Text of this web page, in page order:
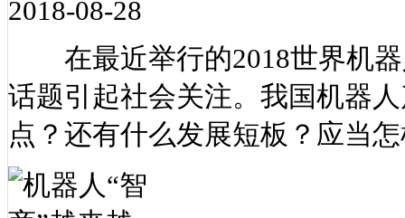
2018-08-28
在最近举行的2018世界机器
话题引起社会关注。我国机器
点？还有什么发展短板？应当